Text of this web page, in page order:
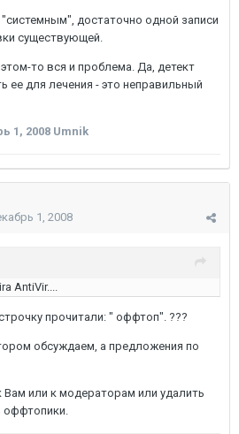
достаточно одной записи
существующей.
то вся и проблема. Да, детект
ее для лечения - это неправильный
1, 2008 Umnik
1, 2008
AntiVir....
прочитали: " оффтоп". ???
обсуждаем, а предложения по
Вам или к модераторам или удалить
оффтопики.